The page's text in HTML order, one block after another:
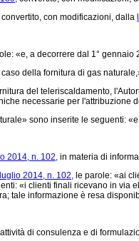
convertito, con modificazioni, dalla
«e, a decorrere dal 1° gennaio
della fornitura di gas
del teleriscaldamento,
necessarie per l'attribuzione
sono inserite le seguenti:
2014, n. 102, in materia di
2014, n. 102, le parole: «ai
«i clienti finali ricevano in
tale informazione è resa
di consulenza e di